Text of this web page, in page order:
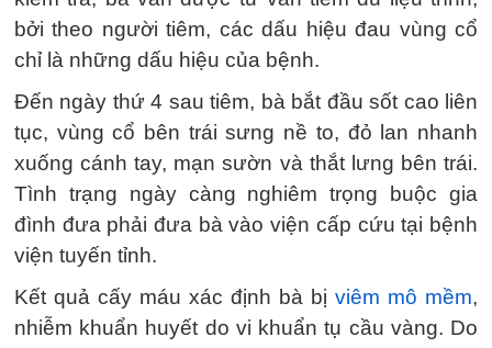
bởi theo người tiêm, các dấu hiệu đau vùng cổ
chỉ là những dấu hiệu của bệnh.
Đến ngày thứ 4 sau tiêm, bà bắt đầu sốt cao liên
tục, vùng cổ bên trái sưng nề to, đỏ lan nhanh
xuống cánh tay, mạn sườn và thắt lưng bên trái.
Tình trạng ngày càng nghiêm trọng buộc gia
đình đưa phải đưa bà vào viện cấp cứu tại bệnh
viện tuyến tỉnh.
Kết quả cấy máu xác định bà bị viêm mô mềm,
nhiễm khuẩn huyết do vi khuẩn tụ cầu vàng. Do